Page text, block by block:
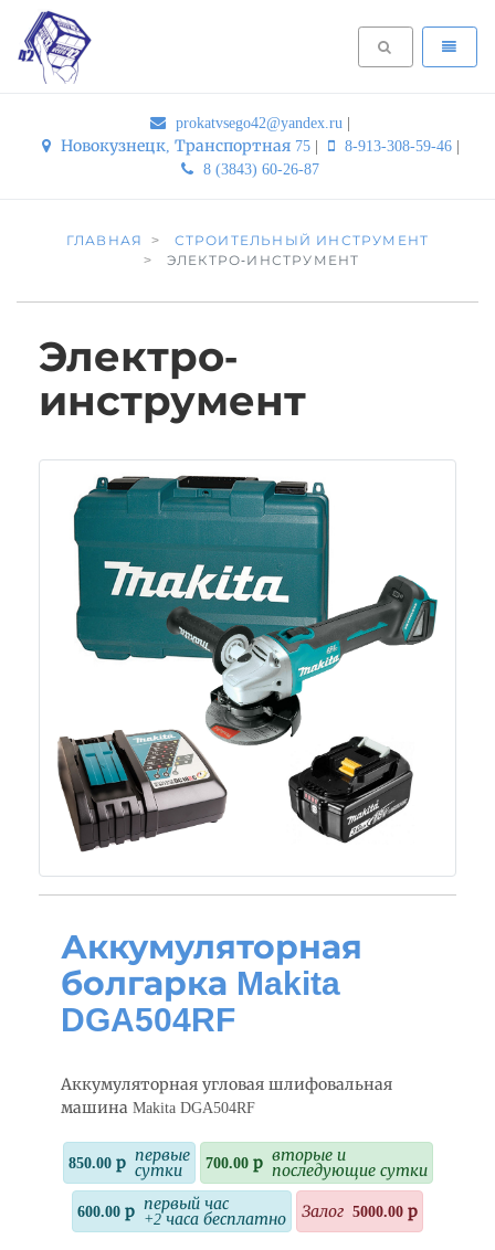
prokatvsego42@yandex.ru |
Новокузнецк, Транспортная 75 | 8-913-308-59-46 |
8 (3843) 60-26-87
ГЛАВНАЯ
СТРОИТЕЛЬНЫЙ ИНСТРУМЕНТ
ЭЛЕКТРО-ИНСТРУМЕНТ
Электро-
инструмент
Аккумуляторная
болгарка Makita
DGA504RF
Аккумуляторная угловая шлифовальная
машина Makita DGA504RF
850.00 р первые
сутки
700.00 р вторые и
последующие сутки
600.00 р первый час
+2 часа бесплатно
Залог 5000.00 р